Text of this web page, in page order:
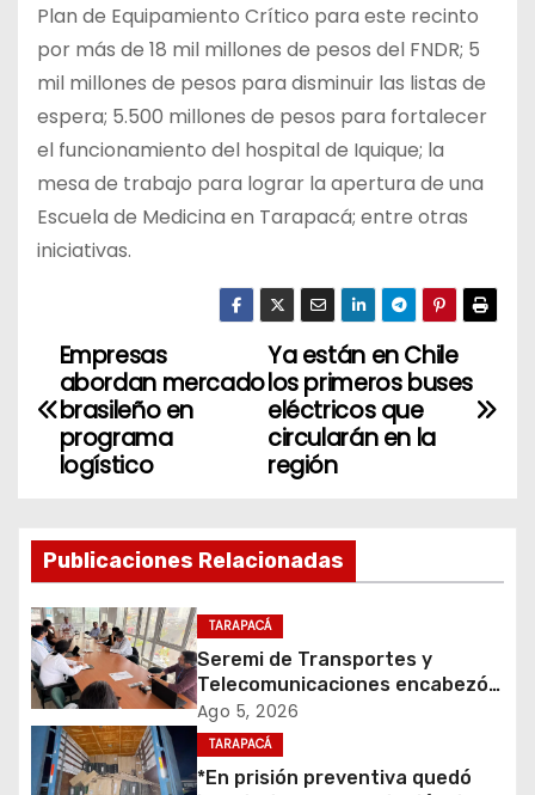
Plan de Equipamiento Crítico para este recinto
por más de 18 mil millones de pesos del FNDR; 5
mil millones de pesos para disminuir las listas de
espera; 5.500 millones de pesos para fortalecer
el funcionamiento del hospital de Iquique; la
mesa de trabajo para lograr la apertura de una
Escuela de Medicina en Tarapacá; entre otras
iniciativas.
N
a
g
a
c
i
ó
Ya están en Chile
los primeros buses
eléctricos que
circularán en la
región
Empresas
abordan mercado
brasileño en
programa
logístico
Publicaciones Relacionadas
TARAPACÁ
Seremi de Transportes y
Telecomunicaciones encabezó
primera mesa de coordinación
para el retiro de cables en
desuso en Iquique
Ago 5, 2026
TARAPACÁ
*En prisión preventiva quedó